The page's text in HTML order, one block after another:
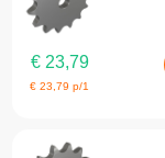
€23,79
€23,79 p/1